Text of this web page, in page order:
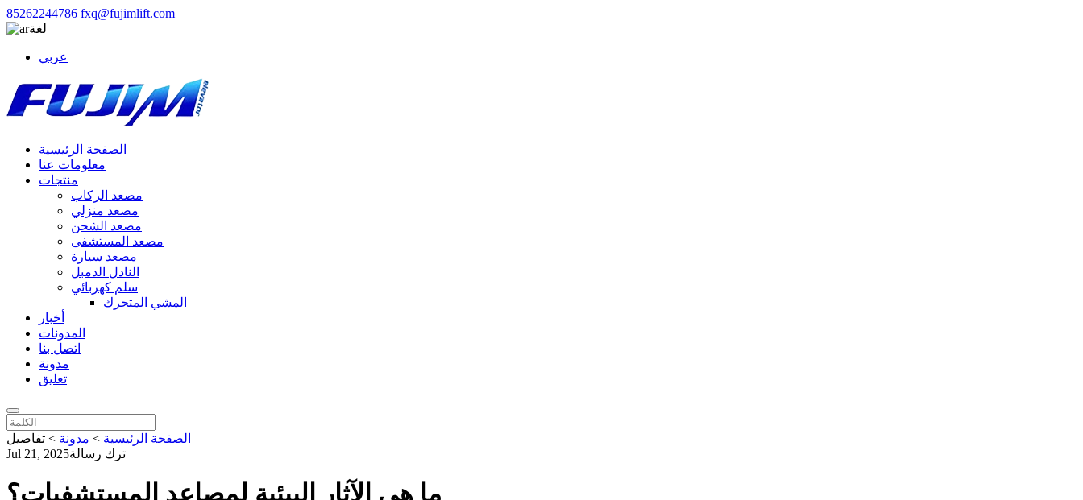
85262244786 fxq@fujimlift.com
لغة
عربي
الصفحة الرئيسية
معلومات عنا
منتجات
مصعد الركاب
مصعد منزلي
مصعد الشحن
مصعد المستشفى
مصعد سيارة
النادل الدمبل
سلم كهربائي
المشي المتحرك
أخبار
المدونات
اتصل بنا
مدونة
تعليق
الصفحة الرئيسية > مدونة > تفاصيل
Jul 21, 2025ترك رسالة
ما هي الآثار البيئية لمصاعد المستشفيات؟